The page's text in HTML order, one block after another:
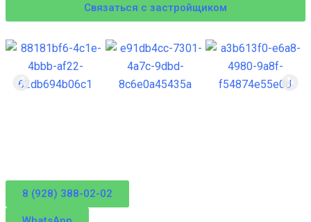
Связаться с застройщиком
8 (928) 388-02-02